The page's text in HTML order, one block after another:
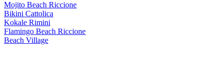
Mojito Beach Riccione
Bikini Cattolica
Kokale Rimini
Flamingo Beach Riccione
Beach Village